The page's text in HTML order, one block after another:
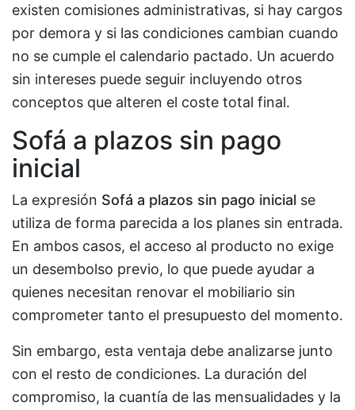
existen comisiones administrativas, si hay cargos
por demora y si las condiciones cambian cuando
no se cumple el calendario pactado. Un acuerdo
sin intereses puede seguir incluyendo otros
conceptos que alteren el coste total final.
Sofá a plazos sin pago
inicial
La expresión Sofá a plazos sin pago inicial se
utiliza de forma parecida a los planes sin entrada.
En ambos casos, el acceso al producto no exige
un desembolso previo, lo que puede ayudar a
quienes necesitan renovar el mobiliario sin
comprometer tanto el presupuesto del momento.
Sin embargo, esta ventaja debe analizarse junto
con el resto de condiciones. La duración del
compromiso, la cuantía de las mensualidades y la